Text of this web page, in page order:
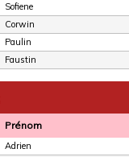
Sofiene
Corwin
Paulin
Faustin
Prénom
Adrien